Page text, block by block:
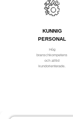
KUNNIG
PERSONAL
Hög
branschkompetens
och alltid
kundorienterade.